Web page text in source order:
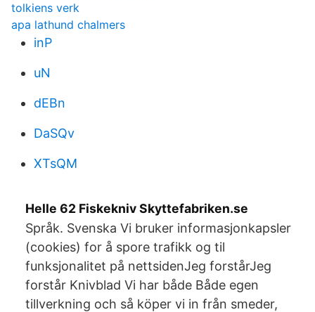
tolkiens verk
apa lathund chalmers
inP
uN
dEBn
DaSQv
XTsQM
Helle 62 Fiskekniv Skyttefabriken.se
Språk. Svenska Vi bruker informasjonkapsler
(cookies) for å spore trafikk og til
funksjonalitet på nettsidenJeg forstårJeg
forstår Knivblad Vi har både Både egen
tillverkning och så köper vi in från smeder,